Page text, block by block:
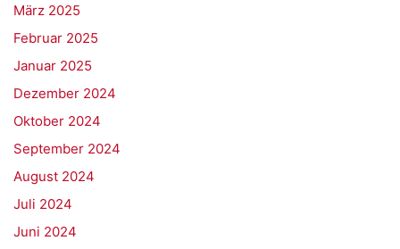
März 2025
Februar 2025
Januar 2025
Dezember 2024
Oktober 2024
September 2024
August 2024
Juli 2024
Juni 2024